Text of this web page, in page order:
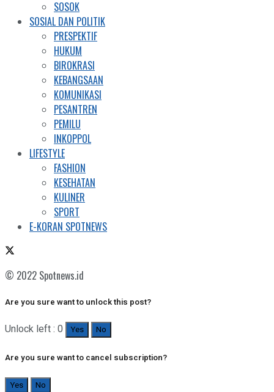
SOSOK
SOSIAL DAN POLITIK
PRESPEKTIF
HUKUM
BIROKRASI
KEBANGSAAN
KOMUNIKASI
PESANTREN
PEMILU
INKOPPOL
LIFESTYLE
FASHION
KESEHATAN
KULINER
SPORT
E-KORAN SPOTNEWS
© 2022 Spotnews.id
Are you sure want to unlock this post?
Unlock left : 0 Yes No
Are you sure want to cancel subscription?
Yes No